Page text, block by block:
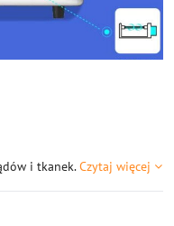
i tkanek.Czytaj więcej